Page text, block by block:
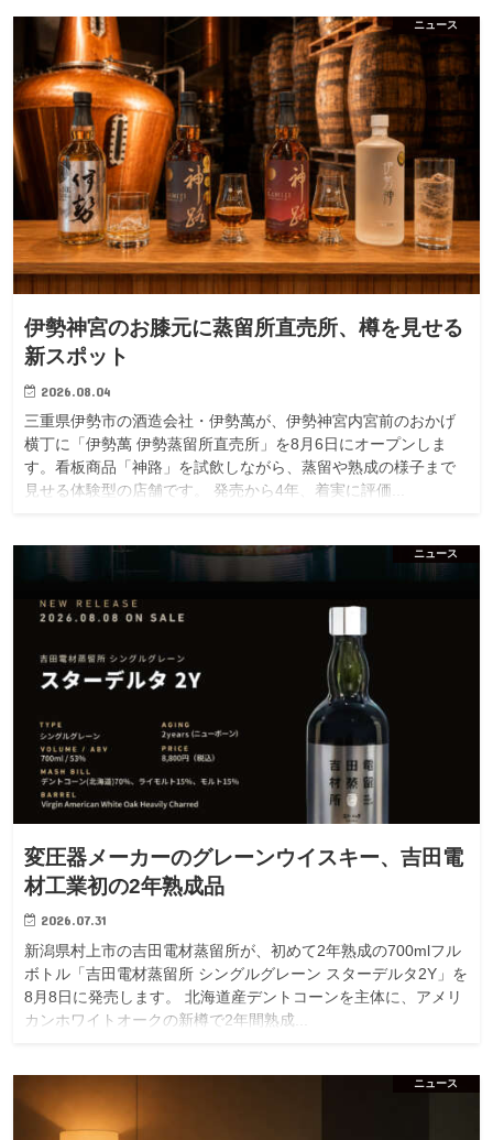
ニュース
伊勢神宮のお膝元に蒸留所直売所、樽を見せる
新スポット
2026.08.04
三重県伊勢市の酒造会社・伊勢萬が、伊勢神宮内宮前のおかげ
横丁に「伊勢萬 伊勢蒸留所直売所」を8月6日にオープンしま
す。看板商品「神路」を試飲しながら、蒸留や熟成の様子まで
見せる体験型の店舗です。 発売から4年、着実に評価...
ニュース
変圧器メーカーのグレーンウイスキー、吉田電
材工業初の2年熟成品
2026.07.31
新潟県村上市の吉田電材蒸留所が、初めて2年熟成の700mlフル
ボトル「吉田電材蒸留所 シングルグレーン スターデルタ2Y」を
8月8日に発売します。 北海道産デントコーンを主体に、アメリ
カンホワイトオークの新樽で2年間熟成...
ニュース